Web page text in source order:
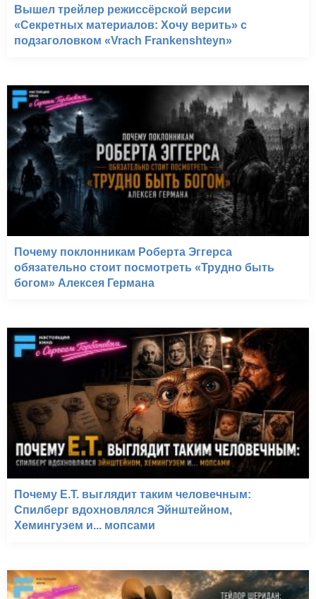
Вышел трейлер режиссёрской версии
«Секретных материалов: Хочу верить» с
подзаголовком «Vrach Frankenshteyn»
Почему поклонникам Роберта Эггерса
обязательно стоит посмотреть «Трудно быть
богом» Алексея Германа
Почему E.T. выглядит таким человечным:
Спилберг вдохновлялся Эйнштейном,
Хемингуэем и... мопсами